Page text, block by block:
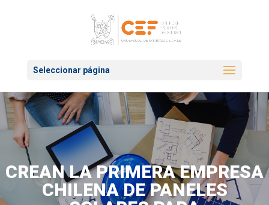
Seleccionar página
CREAN LA PRIMERA EMPRESA
CHILENA DE PANELES